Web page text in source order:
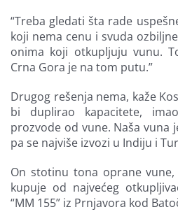
“Treba gledati šta rade
koji nema cenu i svuda
onima koji otkupljuju vunu.
Crna Gora je na tom putu.”
Drugog rešenja nema, kaže
bi duplirao kapacitete,
prozvode od vune. Naša vuna
pa se najviše izvozi u Indiju i
On stotinu tona oprane
kupuje od najvećeg
“MM 155” iz Prnjavora kod